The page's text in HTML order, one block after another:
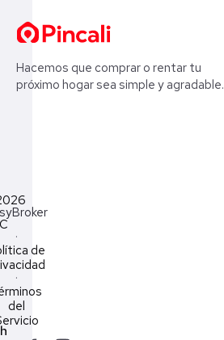
Hacemos que comprar o rentar tu
próximo hogar sea simple y agradable.
·
de
·
del